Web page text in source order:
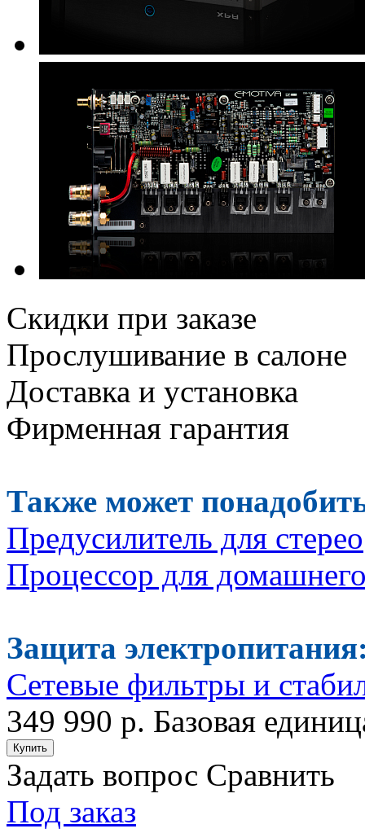
Скидки при заказе
Прослушивание в салоне
Доставка и установка
Фирменная гарантия
Также может
Предусилитель для стерео
Процессор для
Защита
Сетевые фильтры и
349 990 р. Базовая
Задать вопрос Сравнить
Под заказ